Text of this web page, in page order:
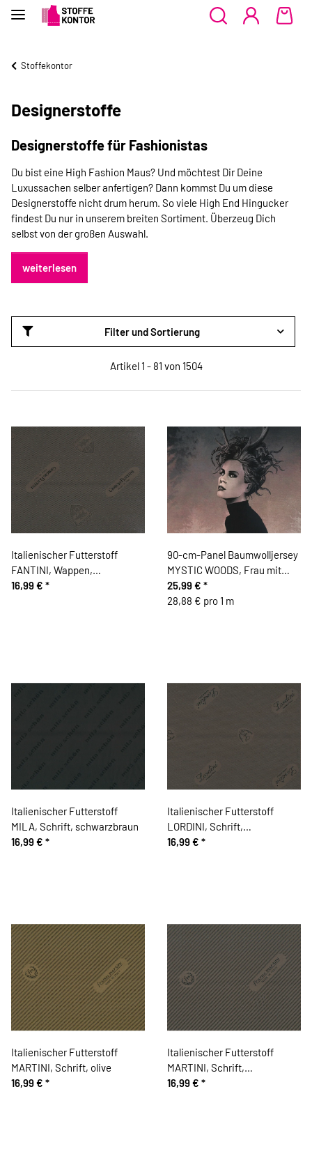
Stoffekontor
Designerstoffe
Designerstoffe für Fashionistas
Du bist eine High Fashion Maus? Und möchtest Dir Deine
Luxussachen selber anfertigen? Dann kommst Du um diese
Designerstoffe nicht drum herum. So viele High End Hingucker
findest Du nur in unserem breiten Sortiment. Überzeug Dich
selbst von der großen Auswahl.
weiterlesen
Filter und Sortierung
Artikel 1 - 81 von 1504
Italienischer Futterstoff
FANTINI, Wappen,
schlammbraun
16,99 € *
90-cm-Panel Baumwolljersey
MYSTIC WOODS, Frau mit
Geweih, altrosa, Thorsten
Berger
25,99 € *
28,88 € pro 1 m
Italienischer Futterstoff
MILA, Schrift, schwarzbraun
16,99 € *
Italienischer Futterstoff
LORDINI, Schrift,
schlammbraun
16,99 € *
Italienischer Futterstoff
MARTINI, Schrift, olive
16,99 € *
Italienischer Futterstoff
MARTINI, Schrift,
schlammbraun
16,99 € *